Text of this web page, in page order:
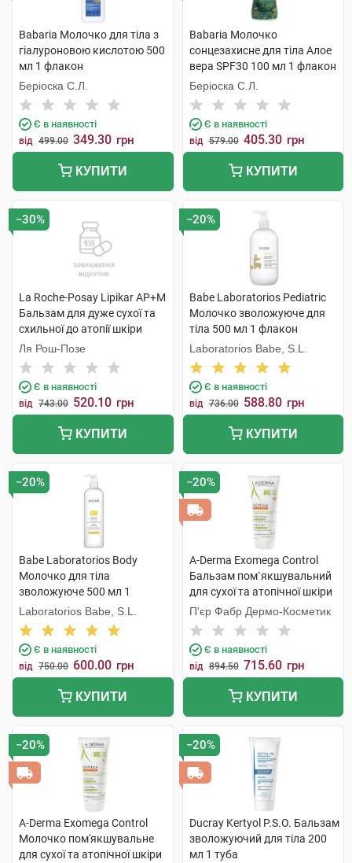
Babaria Молочко для тіла з
гіалуроновою кислотою 500
мл 1 флакон
Беріоска С.Л.
Є в наявності
від 499.00 349.30 грн
КУПИТИ
Babaria Молочко
сонцезахисне для тіла Алое
вера SPF30 100 мл 1 флакон
Беріоска С.Л.
Є в наявності
від 579.00 405.30 грн
КУПИТИ
−30%
La Roche-Posay Lipikar AP+M
Бальзам для дуже сухої та
схильної до атопії шкіри
обличчя та тіла 200 мл 1
туба
Ля Рош-Позе
Є в наявності
від 743.00 520.10 грн
КУПИТИ
−20%
Babe Laboratorios Pediatric
Молочко зволожуюче для
тіла 500 мл 1 флакон
Laboratorios Babe, S.L.
Є в наявності
від 736.00 588.80 грн
КУПИТИ
−20%
Babe Laboratorios Body
Молочко для тіла
зволожуюче 500 мл 1
флакон
Laboratorios Babe, S.L.
Є в наявності
від 750.00 600.00 грн
КУПИТИ
−20%
A-Derma Exomega Control
Бальзам пом`якшувальний
для сухої та атопічної шкіри
200 мл 1 туба
П'єр Фабр Дермо-Косметик
Є в наявності
від 894.50 715.60 грн
КУПИТИ
−20%
A-Derma Exomega Control
Молочко пом'якшувальне
для сухої та атопічної шкіри
−20%
Ducray Kertyol Р.S.О. Бальзам
зволожуючий для тіла 200
мл 1 туба